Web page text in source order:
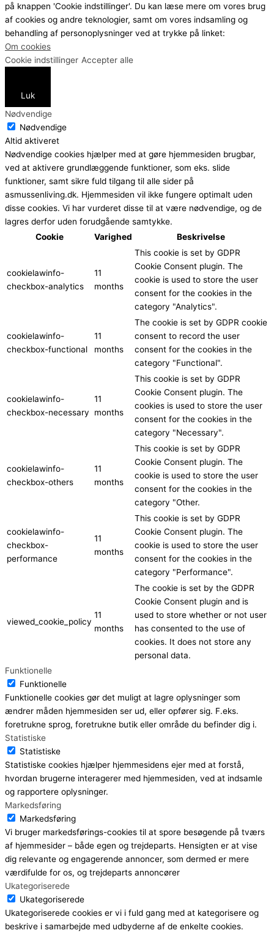
på knappen 'Cookie indstillinger'. Du kan læse mere om vores brug
af cookies og andre teknologier, samt om vores indsamling og
behandling af personoplysninger ved at trykke på linket:
Om cookies
Cookie indstillinger Accepter alle
Luk
Nødvendige
Nødvendige
Altid aktiveret
Nødvendige cookies hjælper med at gøre hjemmesiden brugbar,
ved at aktivere grundlæggende funktioner, som eks. slide
funktioner, samt sikre fuld tilgang til alle sider på
asmussenliving.dk. Hjemmesiden vil ikke fungere optimalt uden
disse cookies. Vi har vurderet disse til at være nødvendige, og de
lagres derfor uden forudgående samtykke.
Cookie
Varighed Beskrivelse
cookielawinfo-
checkbox-analytics
11
months
This cookie is set by GDPR
Cookie Consent plugin. The
cookie is used to store the user
consent for the cookies in the
category "Analytics".
cookielawinfo-
checkbox-functional
11
months
The cookie is set by GDPR cookie
consent to record the user
consent for the cookies in the
category "Functional".
cookielawinfo-
checkbox-necessary
11
months
This cookie is set by GDPR
Cookie Consent plugin. The
cookies is used to store the user
consent for the cookies in the
category "Necessary".
cookielawinfo-
checkbox-others
11
months
This cookie is set by GDPR
Cookie Consent plugin. The
cookie is used to store the user
consent for the cookies in the
category "Other.
cookielawinfo-
checkbox-
performance
11
months
This cookie is set by GDPR
Cookie Consent plugin. The
cookie is used to store the user
consent for the cookies in the
category "Performance".
viewed_cookie_policy
11
months
The cookie is set by the GDPR
Cookie Consent plugin and is
used to store whether or not user
has consented to the use of
cookies. It does not store any
personal data.
Funktionelle
Funktionelle
Funktionelle cookies gør det muligt at lagre oplysninger som
ændrer måden hjemmesiden ser ud, eller opfører sig. F.eks.
foretrukne sprog, foretrukne butik eller område du befinder dig i.
Statistiske
Statistiske
Statistiske cookies hjælper hjemmesidens ejer med at forstå,
hvordan brugerne interagerer med hjemmesiden, ved at indsamle
og rapportere oplysninger.
Markedsføring
Markedsføring
Vi bruger markedsførings-cookies til at spore besøgende på tværs
af hjemmesider – både egen og trejdeparts. Hensigten er at vise
dig relevante og engagerende annoncer, som dermed er mere
værdifulde for os, og trejdeparts annoncører
Ukategoriserede
Ukategoriserede
Ukategoriserede cookies er vi i fuld gang med at kategorisere og
beskrive i samarbejde med udbyderne af de enkelte cookies.